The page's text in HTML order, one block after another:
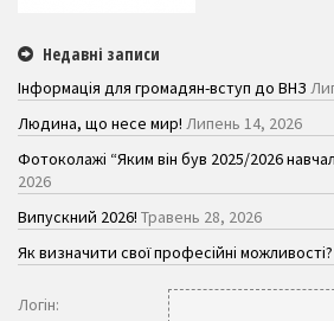
Недавні записи
Інформація для громадян-вступ до ВНЗ
Людина, що несе мир! Липень 14, 2026
Фотоколажі “Яким він був 2025/2026
2026
Випускний 2026! Травень 28, 2026
Як визначити свої професійні можливості?
Логiн: